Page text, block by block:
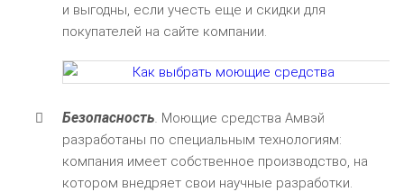
и выгодны, если учесть еще и скидки для
покупателей на сайте компании.
Безопасность Моющие средства Амвэй
разработаны по специальным технологиям:
компания имеет собственное производство, на
котором внедряет свои научные разработки.